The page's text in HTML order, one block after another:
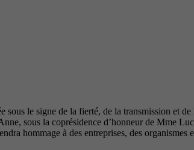
le signe de la fierté, de la transmission et
sous la coprésidence d’honneur de Mme
hommage à des entreprises, des organismes